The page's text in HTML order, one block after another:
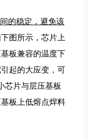
的稳定，避免该
下图所示，芯片上
板兼容的温度下
起的大应变，可
芯片与层压基板
板上低熔点焊料